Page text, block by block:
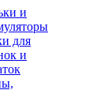
и
для
и